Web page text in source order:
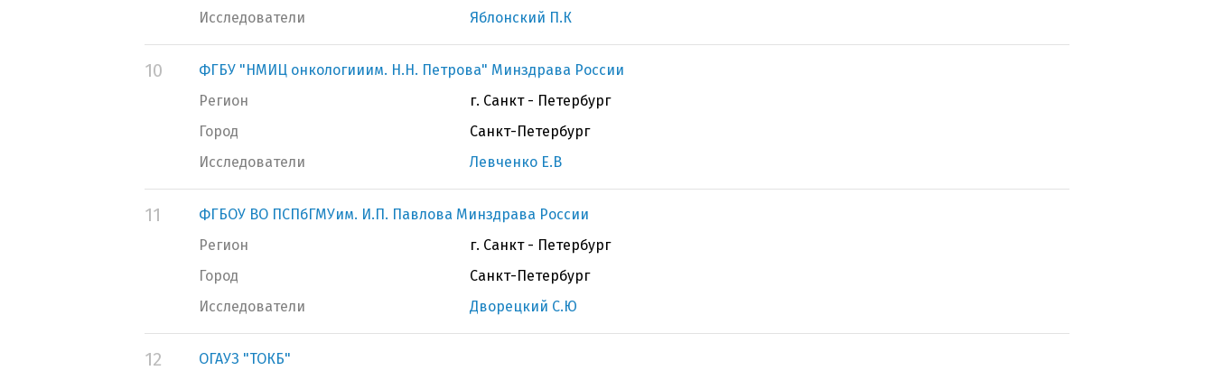
Исследователи
Яблонский П.К
10
ФГБУ "НМИЦ онкологииим. Н.Н. Петрова" Минздрава России
Регион
г. Санкт - Петербург
Город
Санкт-Петербург
Исследователи
Левченко Е.В
11
ФГБОУ ВО ПСПбГМУим. И.П. Павлова Минздрава России
Регион
г. Санкт - Петербург
Город
Санкт-Петербург
Исследователи
Дворецкий С.Ю
12
ОГАУЗ "ТОКБ"